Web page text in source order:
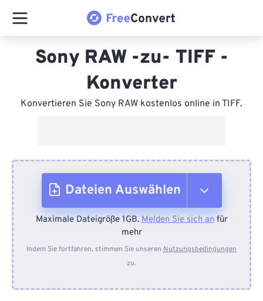
Sony RAW -zu- TIFF -
Konverter
Konvertieren Sie Sony RAW kostenlos online in TIFF.
Dateien Auswählen
Vom Gerät
Von Dropbox
Maximale Dateigröße 1GB.Melden Sie sich anfür
mehr
Indem Sie fortfahren, stimmen Sie unseren Nutzungsbedingungen
zu.